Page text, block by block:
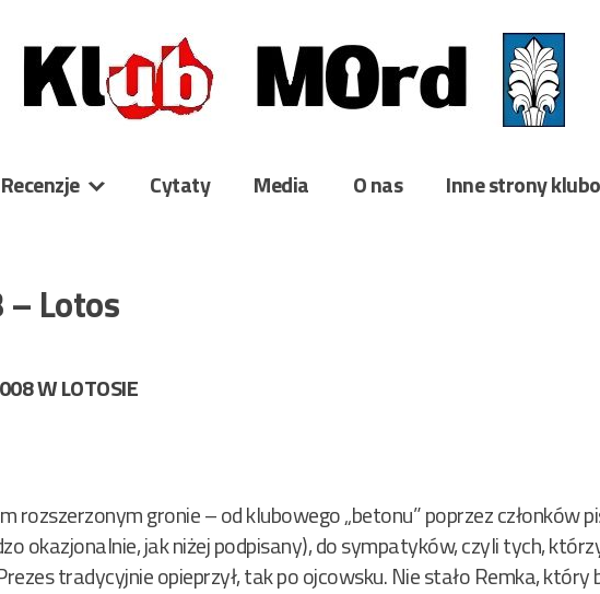
Recenzje Cytaty Media O nas Inne strony
Lotos
W LOTOSIE
rozszerzonym gronie – od klubowego „betonu” poprzez członków
okazjonalnie, jak niżej podpisany), do sympatyków, czyli tych,
tradycyjnie opieprzył, tak po ojcowsku. Nie stało Remka, który